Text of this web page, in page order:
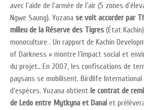
avec l’aide de l’armée de l’air (5 zones
Ngwe Saung). Yuzana se voit accorder par
milieu de la Réserve des Tigres (État
monoculture . Un rapport de Kachin
of Darkness » montre l’impact social et
du projet.. En 2007, les confiscations de
paysans se mobilisent. Birdlife
d’espèces. Yuzana obtient le contrat de
de Ledo entre Mytkyna et Danai et